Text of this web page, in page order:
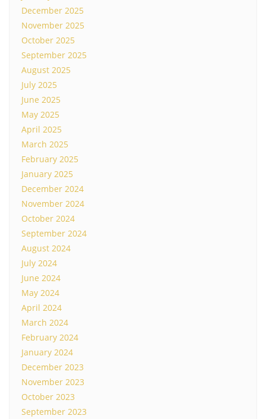
December 2025
November 2025
October 2025
September 2025
August 2025
July 2025
June 2025
May 2025
April 2025
March 2025
February 2025
January 2025
December 2024
November 2024
October 2024
September 2024
August 2024
July 2024
June 2024
May 2024
April 2024
March 2024
February 2024
January 2024
December 2023
November 2023
October 2023
September 2023